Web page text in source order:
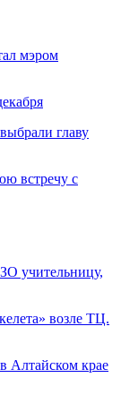
мэром
главу
встречу с
учительницу,
возле ТЦ.
Алтайском крае